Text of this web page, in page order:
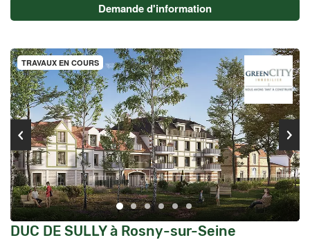
Demande d'information
TRAVAUX EN COURS
DUC DE SULLY à Rosny-sur-Seine